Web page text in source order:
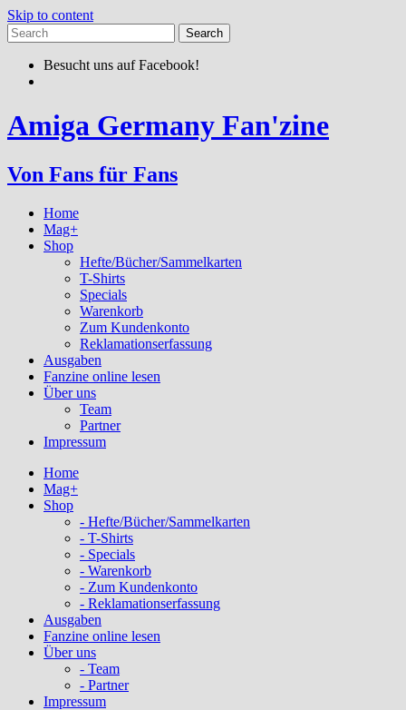
Skip to content
Besucht uns auf Facebook!
Amiga Germany Fan'zine
Von Fans für Fans
Home
Mag+
Shop
Hefte/Bücher/Sammelkarten
T-Shirts
Specials
Warenkorb
Zum Kundenkonto
Reklamationserfassung
Ausgaben
Fanzine online lesen
Über uns
Team
Partner
Impressum
Home
Mag+
Shop
- Hefte/Bücher/Sammelkarten
- T-Shirts
- Specials
- Warenkorb
- Zum Kundenkonto
- Reklamationserfassung
Ausgaben
Fanzine online lesen
Über uns
- Team
- Partner
Impressum